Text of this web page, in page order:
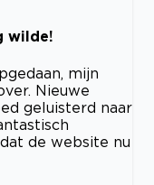
wilde!
mijn
Nieuwe
geluisterd naar
de website nu